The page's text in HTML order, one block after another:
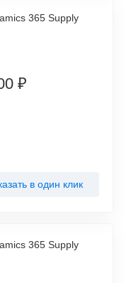
365 Supply
₽
в один клик
365 Supply